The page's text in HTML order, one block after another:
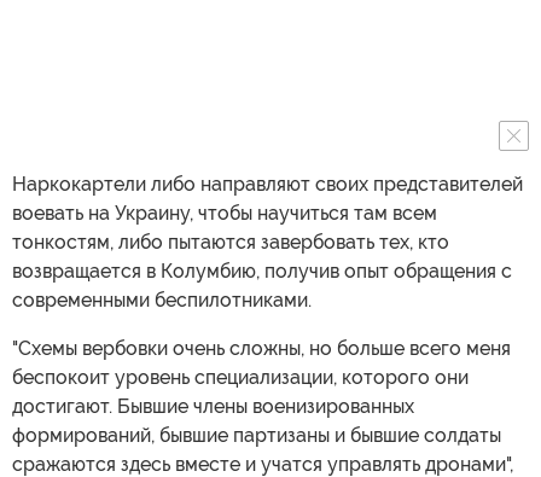
Наркокартели либо направляют своих представителей
воевать на Украину, чтобы научиться там всем
тонкостям, либо пытаются завербовать тех, кто
возвращается в Колумбию, получив опыт обращения с
современными беспилотниками.
"Схемы вербовки очень сложны, но больше всего меня
беспокоит уровень специализации, которого они
достигают. Бывшие члены военизированных
формирований, бывшие партизаны и бывшие солдаты
сражаются здесь вместе и учатся управлять дронами",